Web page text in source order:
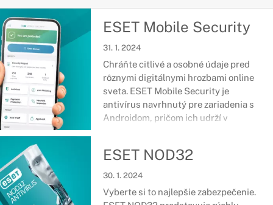
ESET Mobile Security
31. 1. 2024
Chráňte citlivé a osobné údaje pred
rôznymi digitálnymi hrozbami online
sveta. ESET Mobile Security je
antivírus navrhnutý pre zariadenia s
Androidom, pričom ich udrží v
siete a množstvo ďalších nástrojov a
funkcií sa postará o špičkové
ESET NOD32
30. 1. 2024
Vyberte si to najlepšie zabezpečenie.